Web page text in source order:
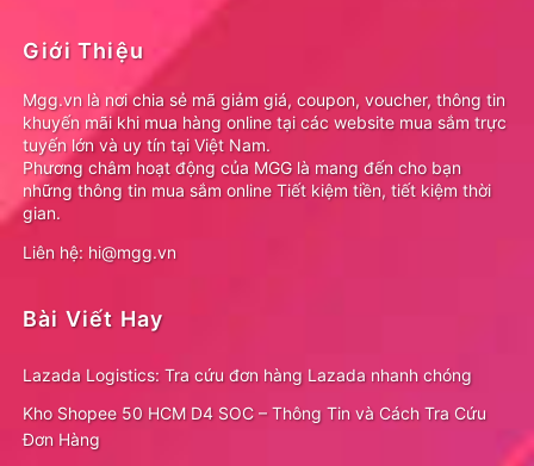
Giới Thiệu
Mgg.vn là nơi chia sẻ mã giảm giá, coupon, voucher, thông tin
khuyến mãi khi mua hàng online tại các website mua sắm trực
tuyến lớn và uy tín tại Việt Nam.
Phương châm hoạt động của MGG là mang đến cho bạn
những thông tin mua sắm online Tiết kiệm tiền, tiết kiệm thời
gian.
Liên hệ: hi@mgg.vn
Bài Viết Hay
Lazada Logistics: Tra cứu đơn hàng Lazada nhanh chóng
Kho Shopee 50 HCM D4 SOC – Thông Tin và Cách Tra Cứu
Đơn Hàng